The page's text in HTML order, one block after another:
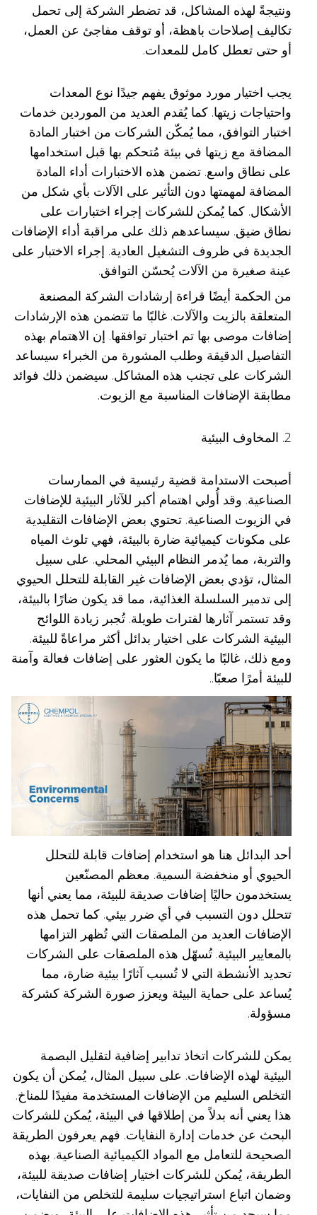
ونتيجةً لهذه المشاكل، قد تضطر الشركة إلى تحمل
تكاليف إصلاحات باهظة، أو توقف مفاجئ عن العمل،
أو حتى تعطل كامل للمعدات.
يجب اختيار مورد موثوق يفهم جيدًا نوع المعدات
واحتياجات زيتها. كما يُقدم العديد من الموردين خدمات
اختبار التوافق، مما يُمكّن الشركات من اختبار المادة
المضافة مع زيتها في بيئة مُتحكم بها قبل استخدامها
على نطاق واسع. تضمن هذه الاختبارات أداء المادة
المضافة لمهمتها دون التأثير على الآلات بأي شكل من
الأشكال. كما يُمكن للشركات إجراء اختبارات على
نطاق ضيق. سيساعدهم ذلك على مراقبة أداء الإضافات
الجديدة في ظروف التشغيل العادية. إجراء الاختبار على
عينة صغيرة من الآلات يُحسّن التوافق.
من الحكمة أيضًا قراءة إرشادات الشركة المصنعة
المتعلقة بالزيت والآلات. غالبًا ما تتضمن هذه الإرشادات
إضافات موصى بها تم اختبار توافقها. إن الاهتمام بهذه
التفاصيل الدقيقة وطلب المشورة من الخبراء سيساعد
الشركات على تجنب هذه المشاكل. سيضمن ذلك فوائد
مطابقة الإضافات المناسبة مع الزيوت.
2. المخاوف البيئية
أصبحت الاستدامة قضية رئيسية في الممارسات
الصناعية. وقد أُولي اهتمام أكبر للآثار البيئية للإضافات
في الزيوت الصناعية. تحتوي بعض الإضافات التقليدية
على مكونات كيميائية ضارة بالبيئة، فهي تلوث المياه
والتربة، مما يُدمر النظام البيئي المحلي. على سبيل
المثال، تؤدي بعض الإضافات غير القابلة للتحلل الحيوي
إلى تدمير السلسلة الغذائية، مما قد يكون ضارًا بالبيئة،
وقد تستمر آثارها لفترات طويلة. تُجبر زيادة اللوائح
البيئية الشركات على اختيار بدائل أكثر مراعاةً للبيئة.
ومع ذلك، غالبًا ما يكون العثور على إضافات فعالة وآمنة
للبيئة أمرًا صعبًا..
أحد البدائل هنا هو استخدام إضافات قابلة للتحلل
الحيوي أو منخفضة السمية. معظم المصنّعين
يستخدمون حاليًا إضافات صديقة للبيئة، مما يعني أنها
تتحلل دون التسبب في أي ضرر بيئي. كما تحمل هذه
الإضافات العديد من الملصقات التي تُظهر التزامها
بالمعايير البيئية. تُسهّل هذه الملصقات على الشركات
تحديد الأنشطة التي لا تُسبب آثارًا بيئية ضارة، مما
يُساعد على حماية البيئة ويعزز صورة الشركة كشركة
مسؤولة.
يمكن للشركات اتخاذ تدابير إضافية لتقليل البصمة
البيئية لهذه الإضافات. على سبيل المثال، يُمكن أن يكون
التخلص السليم من الإضافات المستخدمة مفيدًا للمناخ.
هذا يعني أنه بدلاً من إطلاقها في البيئة، يُمكن للشركات
البحث عن خدمات إدارة النفايات. فهم يعرفون الطريقة
الصحيحة للتعامل مع المواد الكيميائية الصناعية. بهذه
الطريقة، يُمكن للشركات اختيار إضافات صديقة للبيئة،
وضمان اتباع استراتيجيات سليمة للتخلص من النفايات،